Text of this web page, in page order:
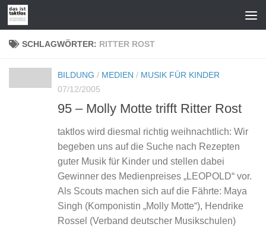
Zum Inhalt springen
SCHLAGWÖRTER: RITTER ROST
BILDUNG / MEDIEN / MUSIK FÜR KINDER
07/12/2005
95 – Molly Motte trifft Ritter Rost
taktlos wird diesmal richtig weihnachtlich: Wir
begeben uns auf die Suche nach Rezepten
guter Musik für Kinder und stellen dabei
Gewinner des Medienpreises „LEOPOLD“ vor.
Als Scouts machen sich auf die Fährte: Maya
Singh (Komponistin „Molly Motte“), Hendrike
Rossel (Verband deutscher Musikschulen)